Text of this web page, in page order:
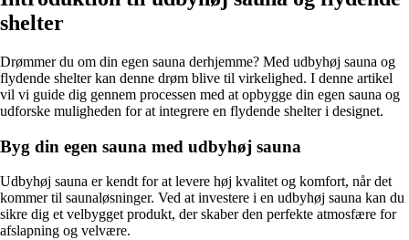
shelter
Drømmer du om din egen sauna derhjemme? Med udbyhøj sauna og
flydende shelter kan denne drøm blive til virkelighed. I denne artikel
vil vi guide dig gennem processen med at opbygge din egen sauna og
udforske muligheden for at integrere en flydende shelter i designet.
Byg din egen sauna med udbyhøj sauna
Udbyhøj sauna er kendt for at levere høj kvalitet og komfort, når det
kommer til saunaløsninger. Ved at investere i en udbyhøj sauna kan du
sikre dig et velbygget produkt, der skaber den perfekte atmosfære for
afslapning og velvære.